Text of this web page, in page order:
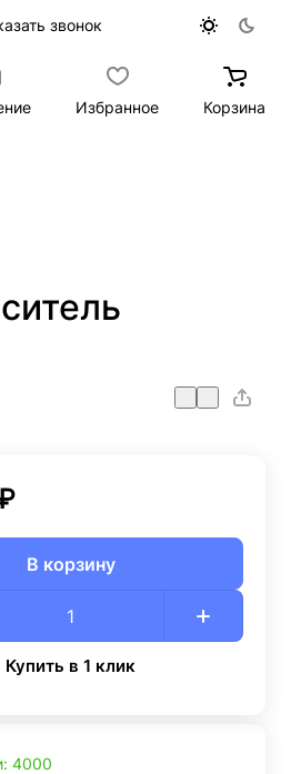
звонок
Избранное Корзина
В корзину
Купить в 1 клик
4000